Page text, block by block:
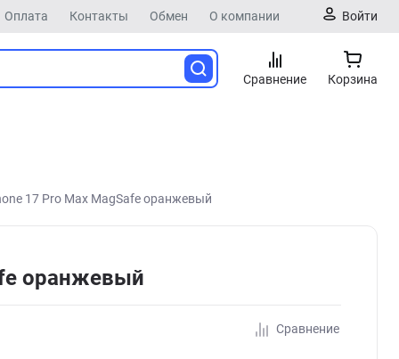
Оплата Контакты Обмен О компании Войти
Сравнение Корзина
17 Pro Max MagSafe оранжевый
оранжевый
Сравнение